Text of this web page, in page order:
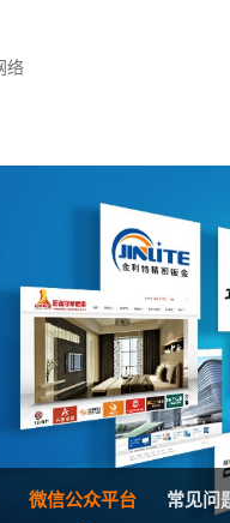
H5响应式网站建设方案
防伪防窜货系统
外贸多语言网站建设方
三级分销系统
网站推广优化方案
在线进销存管理
品牌加盟营销管理系统
微信公众平台 常见问